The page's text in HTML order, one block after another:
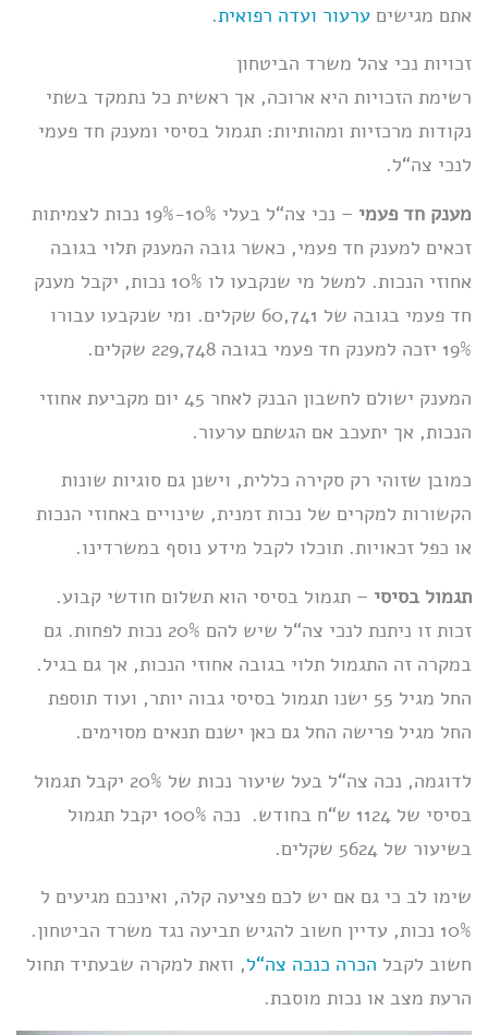
אתם מגישים ערעור ועדה רפואית.
זכויות נכי צהל משרד הביטחון
רשימת הזכויות היא ארוכה, אך ראשית כל נתמקד בשתי
נקודות מרכזיות ומהותיות: תגמול בסיסי ומענק חד פעמי
לנכי צה“ל.
מענק חד פעמי
– נכי צה“ל בעלי 10%-19% נכות לצמיתות
זכאים למענק חד פעמי, כאשר גובה המענק תלוי בגובה
אחוזי הנכות. למשל מי שנקבעו לו 10% נכות, יקבל מענק
חד פעמי בגובה של 60,741 שקלים. ומי שנקבעו עבורו
19% יזכה למענק חד פעמי בגובה 229,748 שקלים.
המענק ישולם לחשבון הבנק לאחר 45 יום מקביעת אחוזי
הנכות, אך יתעכב אם הגשתם ערעור.
כמובן שזוהי רק סקירה כללית, וישנן גם סוגיות שונות
הקשורות למקרים של נכות זמנית, שינויים באחוזי הנכות
או כפל זכאויות. תוכלו לקבל מידע נוסף במשרדינו.
תגמול בסיסי – תגמול בסיסי הוא תשלום חודשי קבוע.
זכות זו ניתנת לנכי צה“ל שיש להם 20% נכות לפחות. גם
במקרה זה התגמול תלוי בגובה אחוזי הנכות, אך גם בגיל.
החל מגיל 55 ישנו תגמול בסיסי גבוה יותר, ועוד תוספת
החל מגיל פרישה החל גם כאן ישנם תנאים מסוימים.
לדוגמה, נכה צה“ל בעל שיעור נכות של 20% יקבל תגמול
בסיסי של 1124 ש“ח בחודש. נכה 100% יקבל תגמול
בשיעור של 5624 שקלים.
שימו לב כי גם אם יש לכם פציעה קלה, ואינכם מגיעים ל
10% נכות, עדיין חשוב להגיש תביעה נגד משרד הביטחון.
חשוב לקבל הכרה כנכה צה“ל, וזאת למקרה שבעתיד תחול
הרעת מצב או נכות מוסבת.